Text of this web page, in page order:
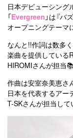
日本デビューシング
「Evergreen 」は『
オープニングテーマ
なんと!!作詞は数多
楽曲を提供している
HIROMIさんが担当
作曲は安室奈美恵さ
日本を代表するアー
T-SKさんが担当して